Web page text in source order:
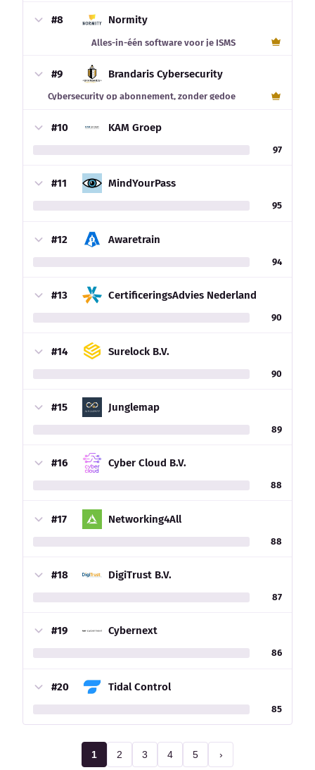
#8 Normity
Alles-in-één software voor je ISMS
#9 Brandaris Cybersecurity
Cybersecurity op abonnement, zonder gedoe
#10 KAM Groep
97
#11 MindYourPass
95
#12 Awaretrain
94
#13 CertificeringsAdvies Nederland
90
#14 Surelock B.V.
90
#15 Junglemap
89
#16 Cyber Cloud B.V.
88
#17 Networking4All
88
#18 DigiTrust B.V.
87
#19 Cybernext
86
#20 Tidal Control
85
1 2 3 4 5 ›